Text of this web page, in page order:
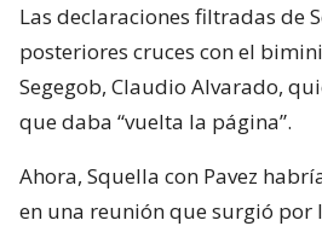
Las declaraciones filtradas de
posteriores cruces con el
Segegob, Claudio Alvarado,
que daba “vuelta la página”.
Ahora, Squella con Pavez
en una reunión que surgió por